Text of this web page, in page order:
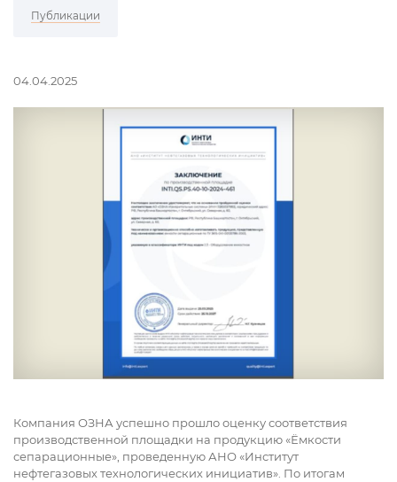
Публикации
04.04.2025
Компания ОЗНА успешно прошло оценку соответствия
производственной площадки на продукцию «Ёмкости
сепарационные», проведенную АНО «Институт
нефтегазовых технологических инициатив». По итогам